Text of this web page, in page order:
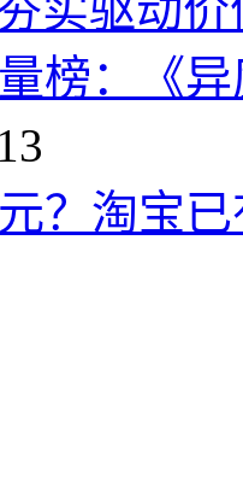
榜：《
？淘宝